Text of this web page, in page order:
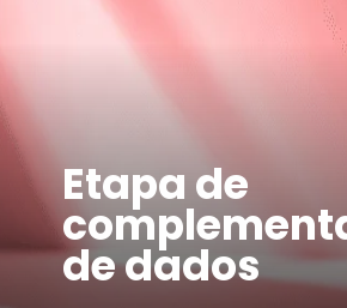
Etapa de
de dados